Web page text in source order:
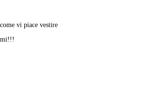
vi piace vestire